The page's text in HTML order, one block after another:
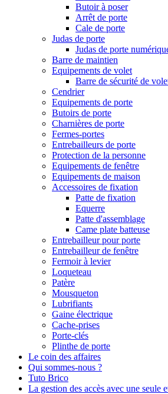
Butoir à poser
Arrêt de porte
Cale de porte
Judas de porte
Judas de porte
Barre de maintien
Equipements de volet
Barre de sécurité de
Cendrier
Equipements de porte
Butoirs de porte
Charnières de porte
Fermes-portes
Entrebailleurs de porte
Protection de la personne
Equipements de fenêtre
Equipements de maison
Accessoires de fixation
Patte de fixation
Equerre
Patte d'assemblage
Came plate batteuse
Entrebailleur pour porte
Entrebailleur de fenêtre
Fermoir à levier
Loqueteau
Patère
Mousqueton
Lubrifiants
Gaine électrique
Cache-prises
Porte-clés
Plinthe de porte
Le coin des affaires
Qui sommes-nous ?
Tuto Brico
La gestion des accès avec une seule